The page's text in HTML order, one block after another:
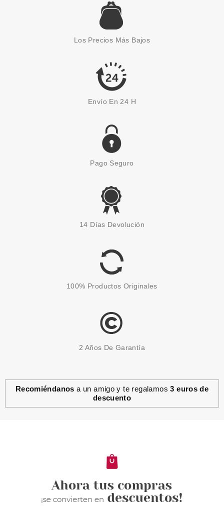
VERSACE
VERSACE BRIGHT CRYSTAL
ABSOLU EDP 30 ML
42.75€
VERSACE
FEMME EDT 30ML
38.95€
VERSACE
58.99€
Los Precios Más Bajos
Envío En 24 H
Pago Seguro
14 Días Devolución
100% Productos Originales
2 Años De Garantía
Recomiéndanos a un amigo y te regalamos3 euros de
descuento